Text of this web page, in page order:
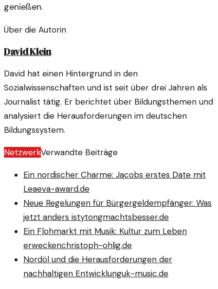
genießen.
Über die Autorin
David Klein
David hat einen Hintergrund in den
Sozialwissenschaften und ist seit über drei Jahren als
Journalist tätig. Er berichtet über Bildungsthemen und
analysiert die Herausforderungen im deutschen
Bildungssystem.
NetzwerkVerwandte Beiträge
Ein nordischer Charme: Jacobs erstes Date mit
Leaeva-award.de
Neue Regelungen für Bürgergeldempfänger: Was
jetzt anders istytongmachtsbesser.de
Ein Flohmarkt mit Musik: Kultur zum Leben
erweckenchristoph-ohlig.de
Nordöl und die Herausforderungen der
nachhaltigen Entwicklunguk-music.de